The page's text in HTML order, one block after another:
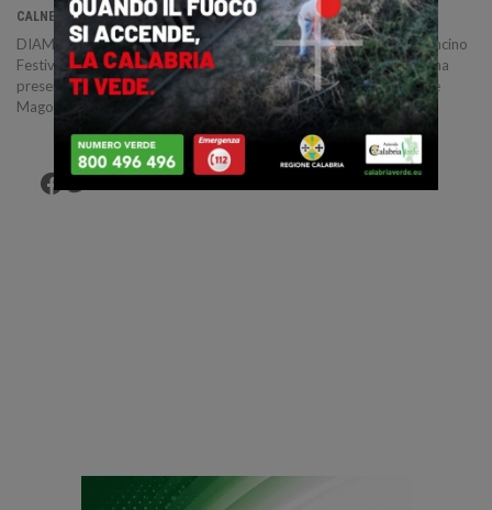
CALNEWS 7 Set 2020
DIAMANTE :: 07/09/2020 :: La ventottesima edizione del Peperoncino
Festival è ai nastri di partenza. Il Direttore artistico Enzo Monaco ha
presentato il programma sabato sera al Teatro dei Ruderi assieme
Mago Gentile e Magolie Nicole che…
Facebook
Twitter